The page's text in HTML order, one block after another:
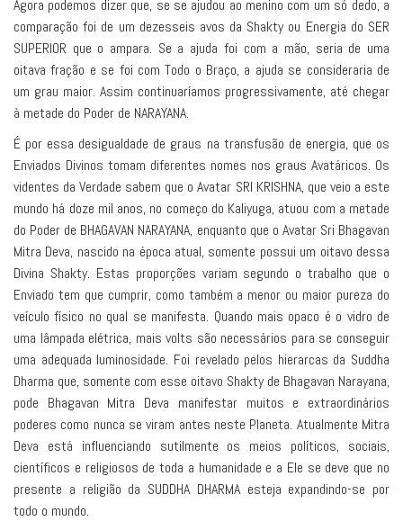
Agora podemos dizer que, se se ajudou ao menino com um só dedo, a
comparação foi de um dezesseis avos da Shakty ou Energia do SER
SUPERIOR que o ampara. Se a ajuda foi com a mão, seria de uma
oitava fração e se foi com Todo o Braço, a ajuda se consideraria de
um grau maior. Assim continuaríamos progressivamente, até chegar
à metade do Poder de NARAYANA.
É por essa desigualdade de graus na transfusão de energia, que os
Enviados Divinos tomam diferentes nomes nos graus Avatáricos. Os
videntes da Verdade sabem que o Avatar SRI KRISHNA, que veio a este
mundo há doze mil anos, no começo do Kaliyuga, atuou com a metade
do Poder de BHAGAVAN NARAYANA, enquanto que o Avatar Sri Bhagavan
Mitra Deva, nascido na época atual, somente possui um oitavo dessa
Divina Shakty. Estas proporções variam segundo o trabalho que o
Enviado tem que cumprir, como também a menor ou maior pureza do
veículo físico no qual se manifesta. Quando mais opaco é o vidro de
uma lâmpada elétrica, mais volts são necessários para se conseguir
uma adequada luminosidade. Foi revelado pelos hierarcas da Suddha
Dharma que, somente com esse oitavo Shakty de Bhagavan Narayana,
pode Bhagavan Mitra Deva manifestar muitos e extraordinários
poderes como nunca se viram antes neste Planeta. Atualmente Mitra
Deva está influenciando sutilmente os meios políticos, sociais,
científicos e religiosos de toda a humanidade e a Ele se deve que no
presente a religião da SUDDHA DHARMA esteja expandindo-se por
todo o mundo.